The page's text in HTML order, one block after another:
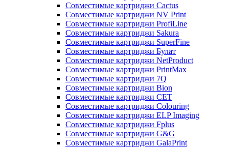
Совместимые картриджи Cactus
Совместимые картриджи NV Print
Совместимые картриджи ProfiLine
Совместимые картриджи Sakura
Совместимые картриджи SuperFine
Совместимые картриджи Булат
Совместимые картриджи NetProduct
Совместимые картриджи PrintMax
Совместимые картриджи 7Q
Совместимые картриджи Bion
Совместимые картриджи CET
Совместимые картриджи Colouring
Совместимые картриджи ELP Imaging
Совместимые картриджи Fplus
Совместимые картриджи G&G
Совместимые картриджи GalaPrint